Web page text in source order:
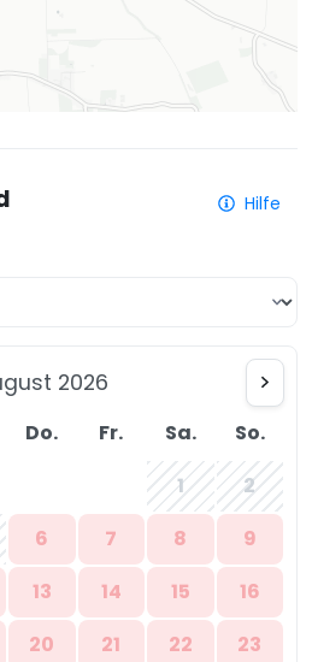
Hilfe
2026
Do. Fr. Sa.
So.
1
2
6 7 8
9
13 14 15
16
20 21 22
23